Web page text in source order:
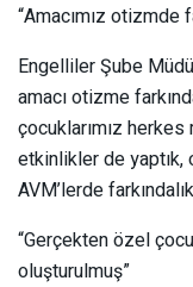
“Amacımız otizmde
Engelliler Şube
amacı otizme
çocuklarımız
etkinlikler de
AVM’lerde
“Gerçekten özel
oluşturulmuş”